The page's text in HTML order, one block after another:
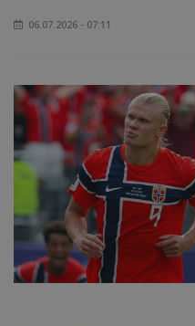
06.07.2026 - 07:11